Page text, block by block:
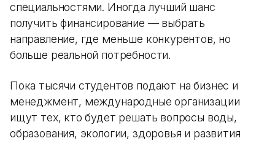
специальностями. Иногда лучший шанс
получить финансирование — выбрать
направление, где меньше конкурентов, но
больше реальной потребности.
Пока тысячи студентов подают на бизнес и
менеджмент, международные организации
ищут тех, кто будет решать вопросы воды,
образования, экологии, здоровья и развития